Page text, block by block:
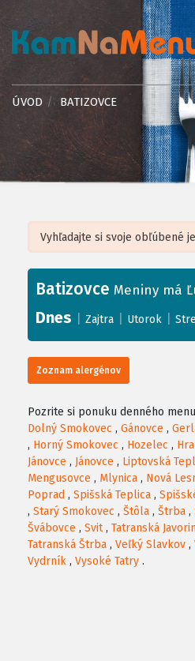
ÚVOD BATIZOVCE
+
−
Leaflet| ©OpenStreetMap, Tiles
Batizovce Meniny má
Dnes Zajtra Utorok
Zoznam alergénov
Pozrite si ponuku denného
Dolný Smokovec , Gánovce ,
, Horný Smokovec , Hozelec ,
Jánovce , Jánovce , Liptovská
Mengusovce , Mlynica , Nová
Poprad , Spišská Teplica ,
, Starý Smokovec , Štôla , Štrba ,
Švábovce , Svit, Tatranská
Tatranská Štrba , Veľký Slavkov ,
Vydrník , Vysoké Tatry .